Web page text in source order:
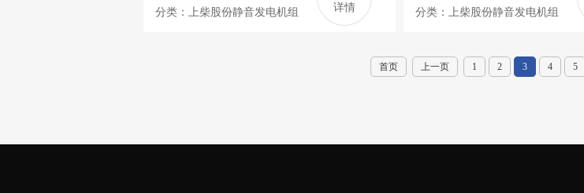
分类：上柴股份静音发电机组
详情
分类：上柴股份静音发电机组
首页 上一页 1 2 3 4 5